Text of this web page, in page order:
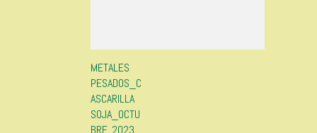
METALES
PESADOS_C
ASCARILLA
SOJA_OCTU
BRE 2023